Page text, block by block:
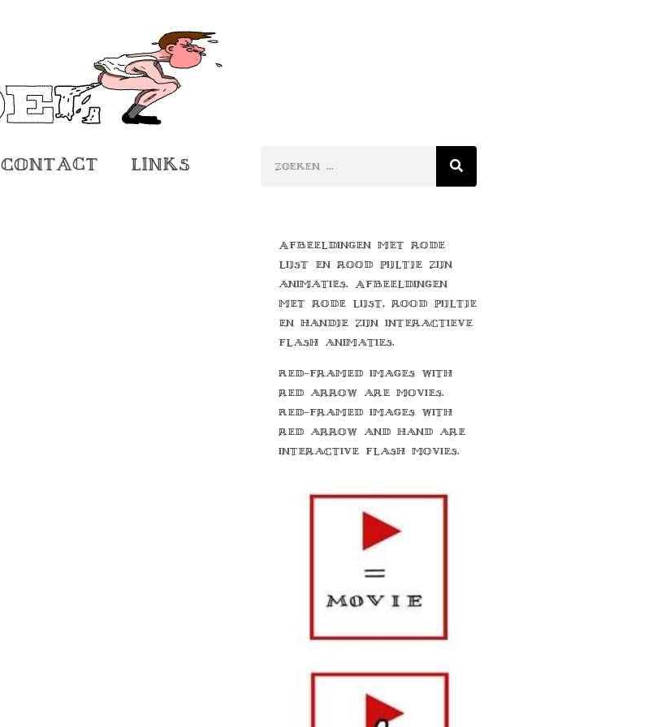
Contact Links
Afbeeldingen met rode
lijst en rood pijltje zijn
animaties. Afbeeldingen
met rode lijst, rood pijltje
en handje zijn interactieve
flash animaties.
Red-framed images with
red arrow are movies.
Red-framed images with
red arrow and hand are
interactive flash movies.